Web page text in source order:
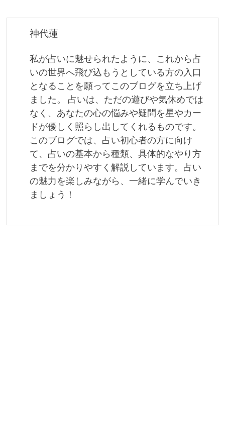
ゲ
神代蓮
私が占いに魅せられたように、これから占
いの世界へ飛び込もうとしている方の入口
となることを願ってこのブログを立ち上げ
ました。 占いは、ただの遊びや気休めでは
なく、あなたの心の悩みや疑問を星やカー
ドが優しく照らし出してくれるものです。
このブログでは、占い初心者の方に向け
て、占いの基本から種類、具体的なやり方
までを分かりやすく解説しています。占い
の魅力を楽しみながら、一緒に学んでいき
ましょう！